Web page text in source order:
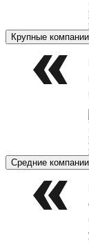
Крупные
Средние